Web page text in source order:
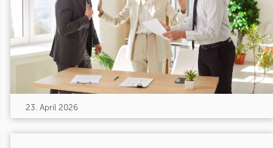
23. April 2026